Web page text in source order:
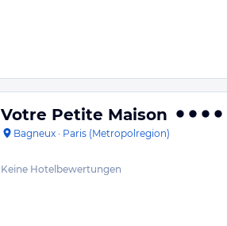
Votre Petite Maison
Bagneux · Paris (Metropolregion)
Keine Hotelbewertungen